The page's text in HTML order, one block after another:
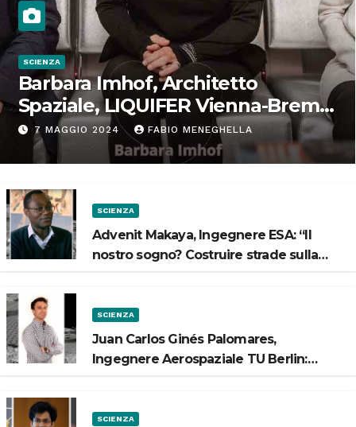
SCIENZA
Barbara Imhof, Architetto
Spaziale, LIQUIFER Vienna-Brema:
“Progettiamo habitat per lo
Spazio”
7 MAGGIO 2024 FABIO MENEGHELLA
SCIENZA
Advenit Makaya, Ingegnere ESA: “Il
nostro sogno? Costruire strade sulla
SCIENZA
Juan Carlos Ginés Palomares,
Ingegnere Aerospaziale TU Berlin:
SCIENZA